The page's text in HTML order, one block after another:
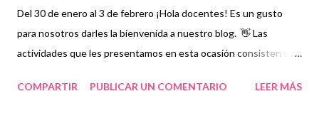
Del 30 de enero al 3 de febrero ¡Hola docentes! Es un gusto
para nosotros darles la bienvenida a nuestro blog. 👋 Las
actividades que les presentamos en esta ocasión consisten en
las que los niños podrán trabajar para mejorar sus aprendizajes
COMPARTIR PUBLICAR UN COMENTARIO LEER MÁS